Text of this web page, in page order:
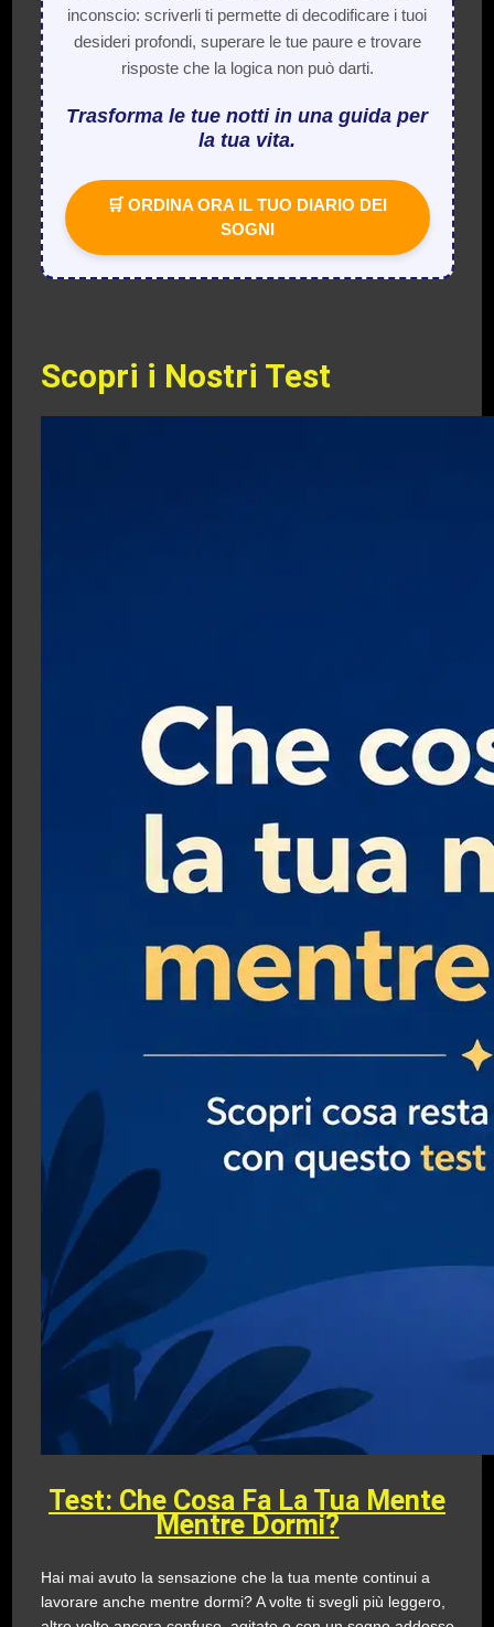
inconscio: scriverli ti permette di decodificare i tuoi
desideri profondi, superare le tue paure e trovare
risposte che la logica non può darti.
Trasforma le tue notti in una guida per
la tua vita.
🛒 ORDINA ORA IL TUO DIARIO DEI
SOGNI
Scopri i Nostri Test
Test: Che Cosa Fa La Tua Mente
Mentre Dormi?
Hai mai avuto la sensazione che la tua mente continui a
lavorare anche mentre dormi? A volte ti svegli più leggero,